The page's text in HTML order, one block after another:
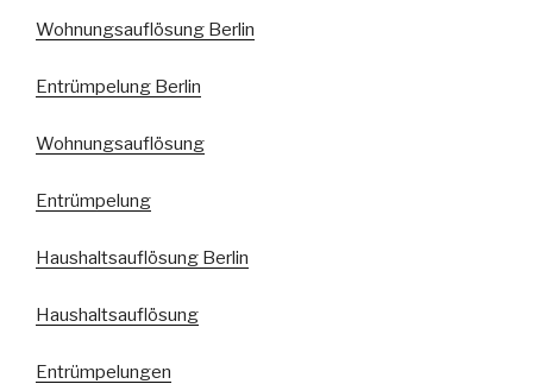
Wohnungsauflösung Berlin
Entrümpelung Berlin
Wohnungsauflösung
Entrümpelung
Haushaltsauflösung Berlin
Haushaltsauflösung
Entrümpelungen